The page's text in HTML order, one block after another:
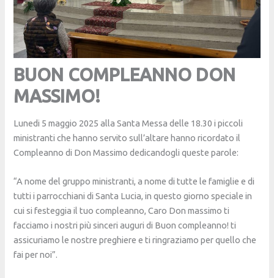
BUON COMPLEANNO DON
MASSIMO!
Lunedi 5 maggio 2025 alla Santa Messa delle 18.30 i piccoli
ministranti che hanno servito sull’altare hanno ricordato il
Compleanno di Don Massimo dedicandogli queste parole:
“A nome del gruppo ministranti, a nome di tutte le famiglie e di
tutti i parrocchiani di Santa Lucia, in questo giorno speciale in
cui si festeggia il tuo compleanno, Caro Don massimo ti
facciamo i nostri più sinceri auguri di Buon compleanno! ti
assicuriamo le nostre preghiere e ti ringraziamo per quello che
fai per noi”.